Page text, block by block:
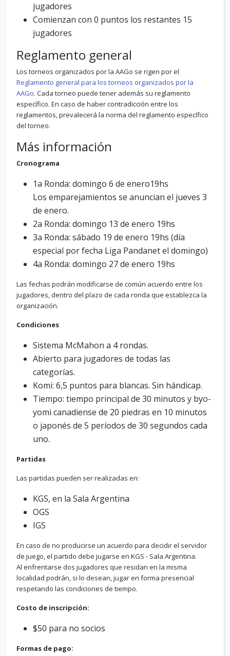
jugadores
Comienzan con 0 puntos los restantes 15
jugadores
Reglamento general
Los torneos organizados por la AAGo se rigen por el
Reglamento general para los torneos organizados por la
AAGo. Cada torneo puede tener además su reglamento
específico. En caso de haber contradicción entre los
reglamentos, prevalecerá la norma del reglamento específico
del torneo.
Más información
Cronograma
1a Ronda: domingo 6 de enero19hs
Los emparejamientos se anuncian el jueves 3
de enero.
2a Ronda: domingo 13 de enero 19hs
3a Ronda: sábado 19 de enero 19hs (día
especial por fecha Liga Pandanet el domingo)
4a Ronda: domingo 27 de enero 19hs
Las fechas podrán modificarse de común acuerdo entre los
jugadores, dentro del plazo de cada ronda que establezca la
organización.
Condiciones
Sistema McMahon a 4 rondas.
Abierto para jugadores de todas las
categorías.
Komi: 6,5 puntos para blancas. Sin hándicap.
Tiempo: tiempo principal de 30 minutos y byo-
yomi canadiense de 20 piedras en 10 minutos
o japonés de 5 períodos de 30 segundos cada
uno.
Partidas
Las partidas pueden ser realizadas en:
KGS, en la Sala Argentina
OGS
IGS
En caso de no producirse un acuerdo para decidir el servidor
de juego, el partido debe jugarse en KGS - Sala Argentina.
Al enfrentarse dos jugadores que residan en la misma
localidad podrán, si lo desean, jugar en forma presencial
respetando las condiciones de tiempo.
Costo de inscripción:
$50 para no socios
Formas de pago: